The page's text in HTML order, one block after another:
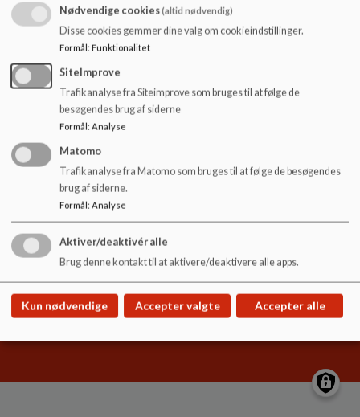
99604840 / 30690221
SFO / Klub koordinator: Morten Bloch-Krarup hymb@iks.dk
Hyldgårdsskolen
Hyldgårds Allé 9
hyldgaardsskolen@ikast-brande.dk
99604800
5798005571100
Sitemap
Cookie politik
Nødvendige cookies(altid nødvendig)
Disse cookies gemmer dine valg om cookieindstillinger.
Formål: Funktionalitet
SiteImprove
Trafikanalyse fra Siteimprove som bruges til at følge de
besøgendes brug af siderne
Formål: Analyse
Matomo
Trafikanalyse fra Matomo som bruges til at følge de besøgendes
brug af siderne.
Formål: Analyse
Aktiver/deaktivér alle
Brug denne kontakt til at aktivere/deaktivere alle apps.
Kun nødvendige Accepter valgte Accepter alle